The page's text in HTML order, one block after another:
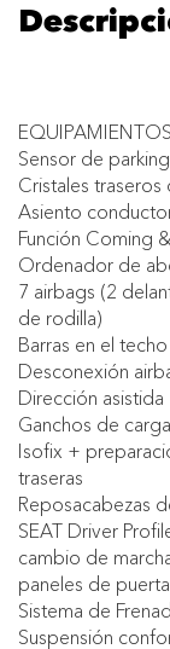
Sensor de
Cristales traseros
Asiento
Función Coming
Ordenador de
7 airbags (2
de rodilla)
Barras en el
Desconexión
Dirección asistida
Ganchos de
Isofix +
traseras
Reposacabezas
SEAT Driver
cambio de
paneles de
Sistema de
Suspensión